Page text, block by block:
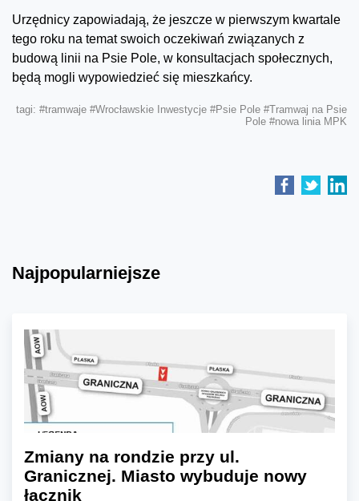
Urzędnicy zapowiadają, że jeszcze w pierwszym kwartale
tego roku na temat swoich oczekiwań związanych z
budową linii na Psie Pole, w konsultacjach społecznych,
będą mogli wypowiedzieć się mieszkańcy.
tagi: #tramwaje #Wrocławskie Inwestycje #Psie Pole #Tramwaj na Psie
Pole #nowa linia MPK
Najpopularniejsze
Zmiany na rondzie przy ul.
Granicznej. Miasto wybuduje nowy
łącznik